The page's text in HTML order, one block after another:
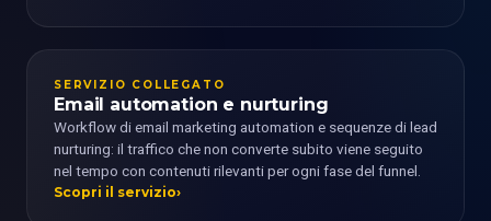
SERVIZIO COLLEGATO
Email automation e nurturing
Workflow di email marketing automation e sequenze di lead
nurturing: il traffico che non converte subito viene seguito
nel tempo con contenuti rilevanti per ogni fase del funnel.
Scopri il servizio